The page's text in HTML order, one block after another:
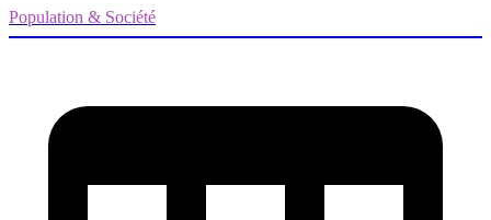
Population & Société